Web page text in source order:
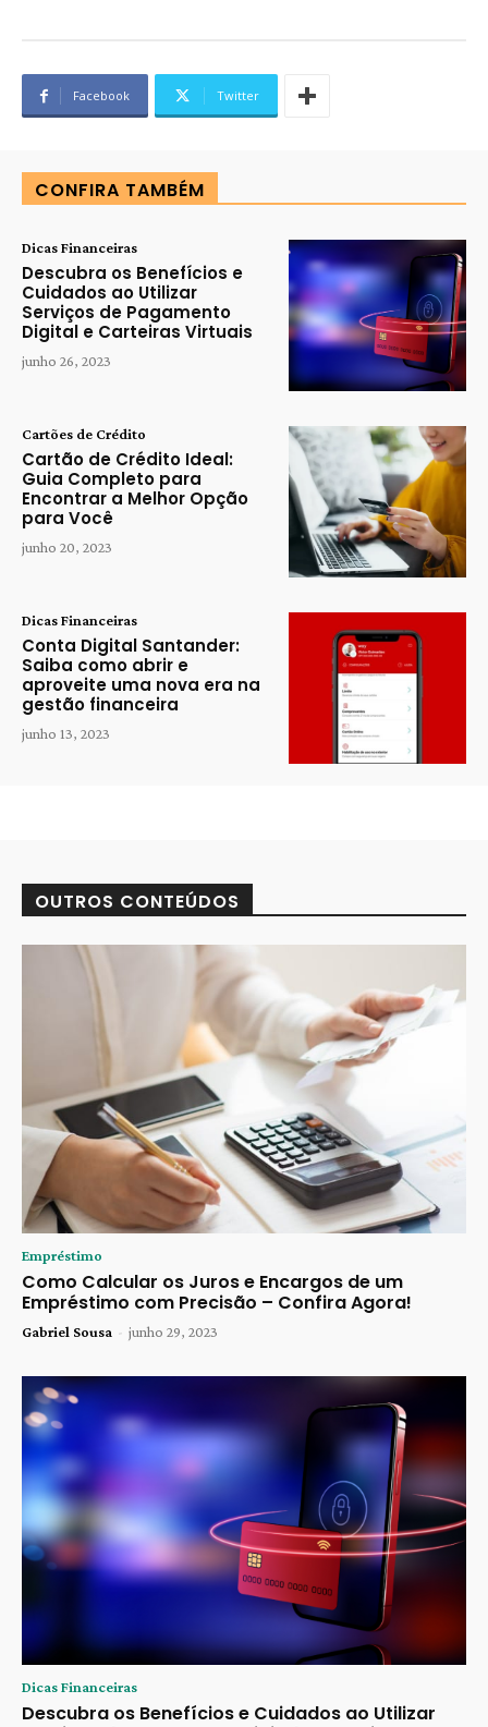
Facebook Twitter
CONFIRA TAMBÉM
Dicas Financeiras
Descubra os Benefícios e
Cuidados ao Utilizar
Serviços de Pagamento
Digital e Carteiras Virtuais
junho 26, 2023
Cartões de Crédito
Cartão de Crédito Ideal:
Guia Completo para
Encontrar a Melhor Opção
para Você
junho 20, 2023
Dicas Financeiras
Conta Digital Santander:
Saiba como abrir e
aproveite uma nova era na
gestão financeira
junho 13, 2023
OUTROS CONTEÚDOS
Empréstimo
Como Calcular os Juros e Encargos de um
Empréstimo com Precisão – Confira Agora!
Gabriel Sousa - junho 29, 2023
Dicas Financeiras
Descubra os Benefícios e Cuidados ao Utilizar